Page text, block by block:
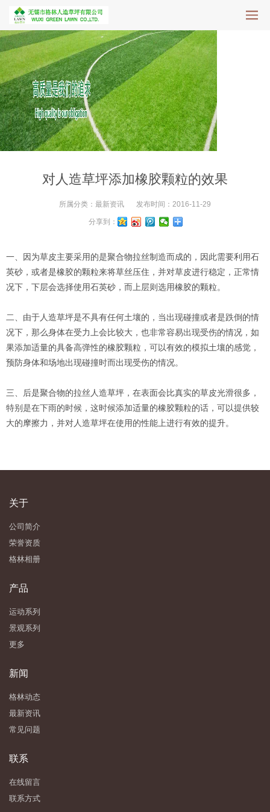
对人造草坪添加橡胶颗粒的效果
所属分类： 最新资讯 发布时间： 2016-11-29
分享到：
一、因为草皮主要采用的是聚合物拉丝制造而成的，因此需要利用石
英砂，或者是橡胶的颗粒来将草丝压住，并对草皮进行稳定，正常情
况下，下层会选择使用石英砂，而上层则选用橡胶的颗粒。
二、由于人造草坪是不具有任何土壤的，当出现碰撞或者是跌倒的情
况下，那么身体在受力上会比较大，也非常容易出现受伤的情况，如
果添加适量的具备高弹性的橡胶颗粒，可以有效的模拟土壤的感觉，
预防身体和场地出现碰撞时而出现受伤的情况。
三、后是聚合物的拉丝人造草坪，在表面会比真实的草皮光滑很多，
特别是在下雨的时候，这时候添加适量的橡胶颗粒的话，可以提供较
大的摩擦力，并对人造草坪在使用的性能上进行有效的提升。
关于
公司简介
荣誉资质
格林相册
产品
运动系列
景观系列
更多
新闻
格林动态
最新资讯
常见问题
联系
在线留言
联系方式